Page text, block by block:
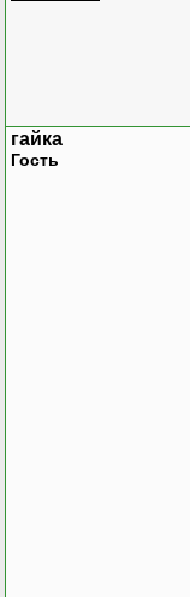
гайка
Гость